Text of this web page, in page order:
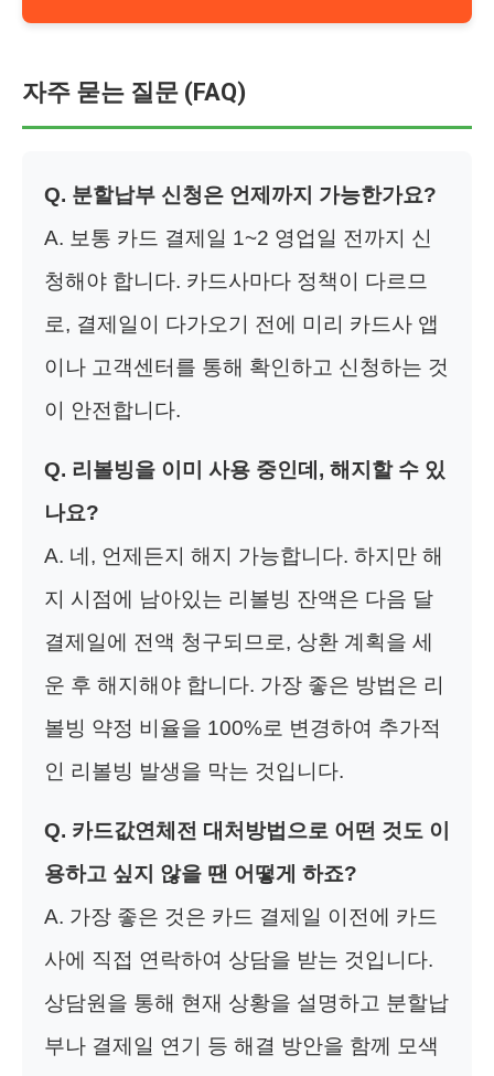
자주 묻는 질문 (FAQ)
Q. 분할납부 신청은 언제까지 가능한가요?
A. 보통 카드 결제일 1~2 영업일 전까지 신
청해야 합니다. 카드사마다 정책이 다르므
로, 결제일이 다가오기 전에 미리 카드사 앱
이나 고객센터를 통해 확인하고 신청하는 것
이 안전합니다.
Q. 리볼빙을 이미 사용 중인데, 해지할 수 있
나요?
A. 네, 언제든지 해지 가능합니다. 하지만 해
지 시점에 남아있는 리볼빙 잔액은 다음 달
결제일에 전액 청구되므로, 상환 계획을 세
운 후 해지해야 합니다. 가장 좋은 방법은 리
볼빙 약정 비율을 100%로 변경하여 추가적
인 리볼빙 발생을 막는 것입니다.
Q. 카드값연체전 대처방법으로 어떤 것도 이
용하고 싶지 않을 땐 어떻게 하죠?
A. 가장 좋은 것은 카드 결제일 이전에 카드
사에 직접 연락하여 상담을 받는 것입니다.
상담원을 통해 현재 상황을 설명하고 분할납
부나 결제일 연기 등 해결 방안을 함께 모색